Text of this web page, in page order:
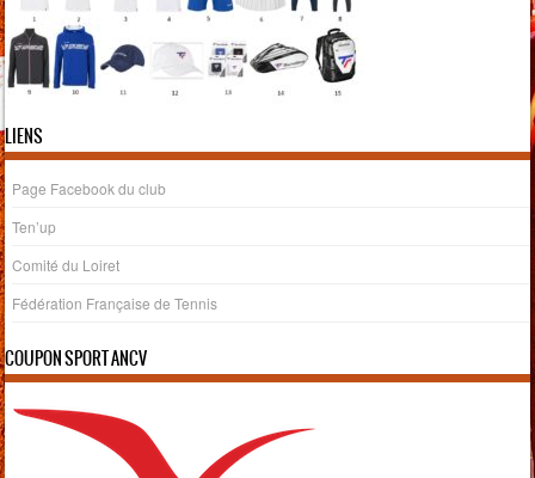
LIENS
Page Facebook du club
Ten’up
Comité du Loiret
Fédération Française de Tennis
COUPON SPORT ANCV